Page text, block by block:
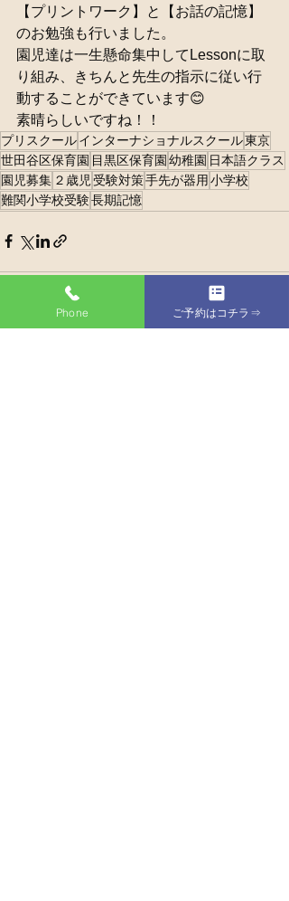
【プリントワーク】と【お話の記憶】
のお勉強も行いました。
園児達は一生懸命集中してLessonに取
り組み、きちんと先生の指示に従い行
動することができています😊
素晴らしいですね！！
プリスクールインターナショナルスクール東京
世田谷区保育園 目黒区保育園 幼稚園 日本語クラス
園児募集 ２歳児 受験対策手先が器用 小学校
難関小学校受験長期記憶
Phone ご予約はコチラ⇒